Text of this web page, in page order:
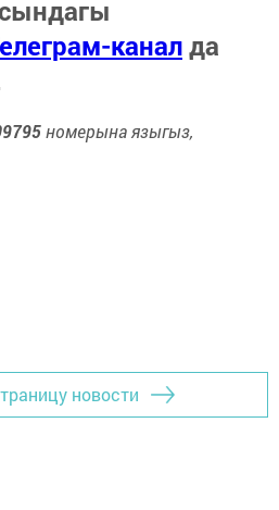
каналда
номерына языгыз,
новости